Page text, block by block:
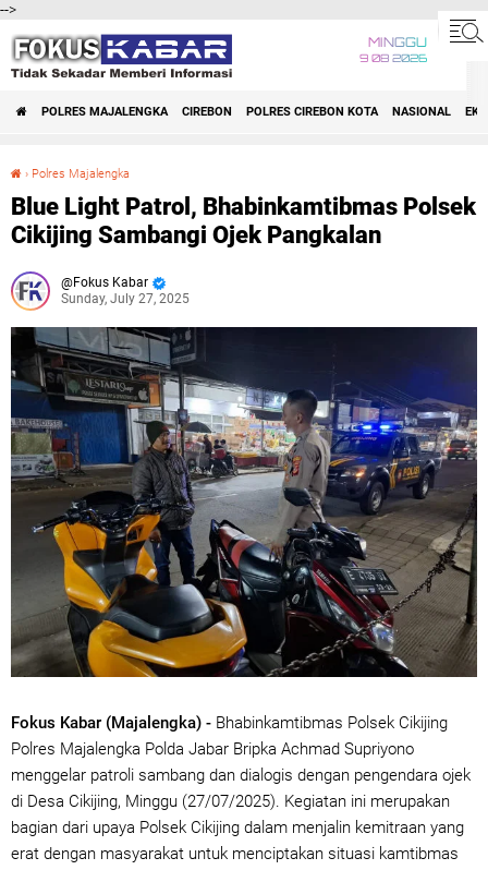
-->
MINGGU
9 08 2026
POLRES MAJALENGKA CIREBON POLRES CIREBON KOTA NASIONAL
› Polres Majalengka
Blue Light Patrol, Bhabinkamtibmas Polsek
Cikijing Sambangi Ojek Pangkalan
Fokus Kabar
Sunday, July 27, 2025
Fokus Kabar (Majalengka) - Bhabinkamtibmas Polsek Cikijing
Polres Majalengka Polda Jabar Bripka Achmad Supriyono
menggelar patroli sambang dan dialogis dengan pengendara ojek
di Desa Cikijing, Minggu (27/07/2025). Kegiatan ini merupakan
bagian dari upaya Polsek Cikijing dalam menjalin kemitraan yang
erat dengan masyarakat untuk menciptakan situasi kamtibmas